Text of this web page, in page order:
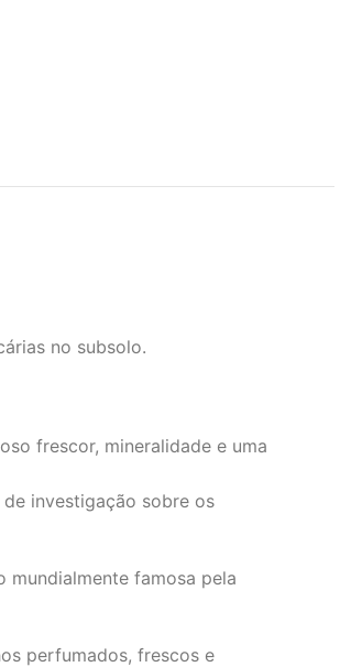
no subsolo.
frescor, mineralidade e uma
investigação sobre os
mundialmente famosa pela
perfumados, frescos e